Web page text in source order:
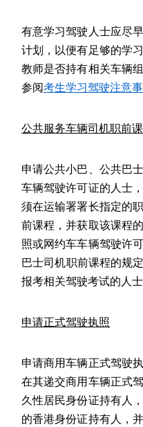
有意学习驾驶人士应尽
计划，以便有足够的学
教师是否持有相关车辆
参阅考生学习驾驶注意
公共服务车辆司机职前
申请公共小巴、公共巴
车辆驾驶许可证的人士
须在运输署署长指定的
前课程，并获取该课程
照或网约车车辆驾驶许
巴士司机职前课程的规
报考相关驾驶考试的人
申请正式驾驶执照
申请商用车辆正式驾驶
在其递交商用车辆正式
久性居民身份证持有人
的香港身份证持有人，